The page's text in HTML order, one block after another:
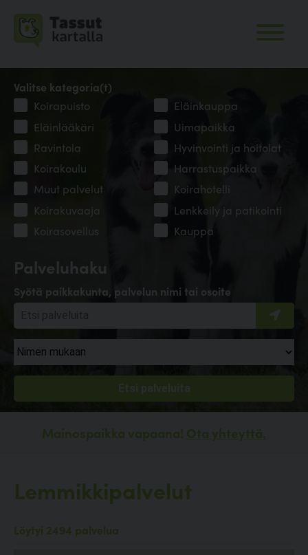
Palveluhaku
Syötä paikkakunta, palvelun nimi tai osoite
Valitse kategoria(t)
Koirapuisto
Eläinkauppa
Eläinlääkäri
Uimapaikka
Ravintola
Hyvinvointi ja hoitolat
Koirakoulu
Harrastuspaikka
Muut palvelut
Koirahotelli
Koirakuvaaja
Lenkkeily ja patikointi
Koirasovellus
Kauppa
Mainospaikka vapaana! Ota yhteyttä.
Lemmikkipalvelut
Löytyi 2494 palvelua